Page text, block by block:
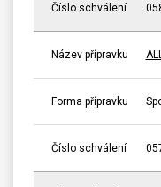
Číslo schválení
Název přípravku
Forma přípravku
Číslo schválení